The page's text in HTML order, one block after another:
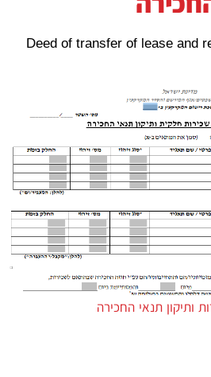
Deed of transfer of lease and
ותיקון תנאי החכירה